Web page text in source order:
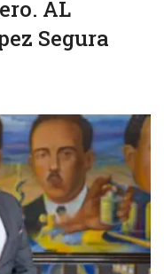
AL
Segura